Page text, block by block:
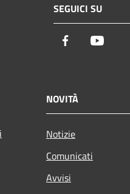
SEGUICI SU
Facebook
NOVITÀ
Notizie
Comunicati
Avvisi